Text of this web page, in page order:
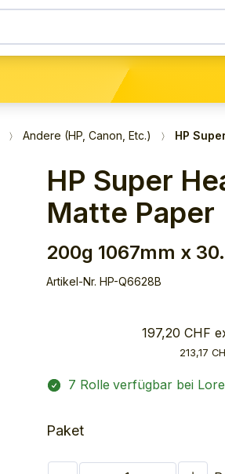
Andere (HP, Canon, Etc.) HP
HP Super
Matte Paper
200g 1067mm x
Artikel-Nr. HP-Q6628B
197,20 CHF
213,17
7 Rolle verfügbar bei
Paket